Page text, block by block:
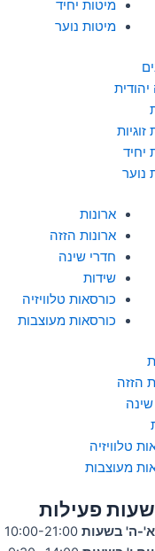
מיטות יחיד
מיטות נוער
יחיד
נוער
ארונות
ארונות הזזה
חדרי שינה
שידות
כורסאות טלוויזיה
כורסאות מעוצבות
הזזה
טלוויזיה
מעוצבות
שעות פעילות
א'-ה' בשעות